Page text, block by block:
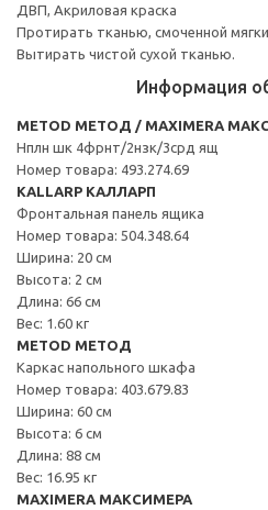
ДВП, Акриловая краска
Протирать тканью, смоченной
Вытирать чистой сухой тканью.
Информация
METOD МЕТОД / MAXIMERA
Нплн шк 4фрнт/2нзк/3срд ящ
Номер товара: 493.274.69
KALLARP КАЛЛАРП
Фронтальная панель ящика
Номер товара: 504.348.64
Ширина: 20 см
Высота: 2 см
Длина: 66 см
Вес: 1.60 кг
METOD МЕТОД
Каркас напольного шкафа
Номер товара: 403.679.83
Ширина: 60 см
Высота: 6 см
Длина: 88 см
Вес: 16.95 кг
MAXIMERA МАКСИМЕРА